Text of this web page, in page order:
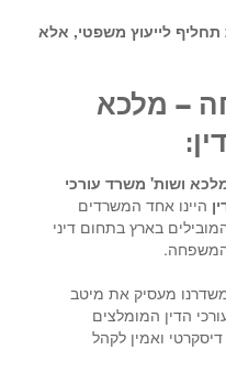
תחליף לייעוץ משפטי, אלא
– מלכא
ושות' משרד עורכי
היינו אחד המשרדים
בארץ בתחום דיני
מעסיק את מיטב
הדין המומלצים
ואמין לקהל